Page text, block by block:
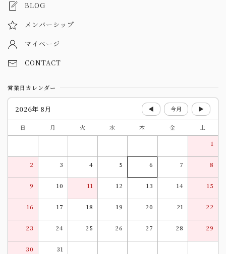
BLOG
メンバーシップ
マイページ
CONTACT
営業日カレンダー
2026年 8月 ◀ 今月 ▶
日 月 火 水 木 金
土
1
2 3 4 5 6 7 8
9 10 11 12 13 14 15
16 17 18 19 20 21 22
23 24 25 26 27 28 29
30 31